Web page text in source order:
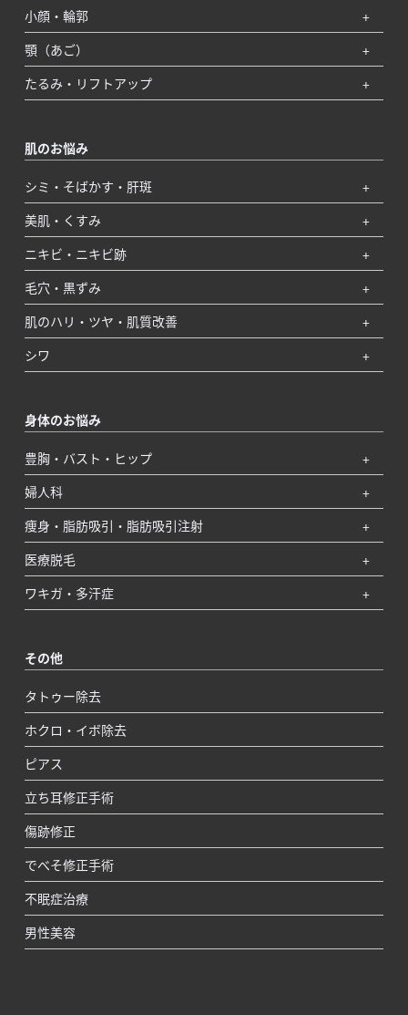
小顔・輪郭
顎（あご）
たるみ・リフトアップ
肌のお悩み
シミ・そばかす・肝斑
美肌・くすみ
ニキビ・ニキビ跡
毛穴・黒ずみ
肌のハリ・ツヤ・肌質改善
シワ
身体のお悩み
豊胸・バスト・ヒップ
婦人科
痩身・脂肪吸引・脂肪吸引注射
医療脱毛
ワキガ・多汗症
その他
タトゥー除去
ホクロ・イボ除去
ピアス
立ち耳修正手術
傷跡修正
でべそ修正手術
不眠症治療
男性美容